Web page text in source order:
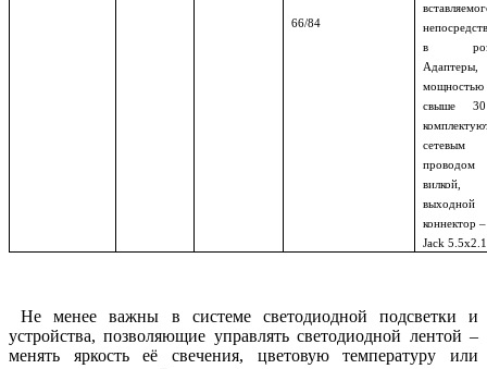
66/84
в
Адаптеры,
мощностью
свыше
сетевым
вилкой,
выходной
коннектор –
Jack
Не менее важны в системе светодиодной подсветки и
устройства, позволяющие управлять светодиодной лентой –
менять яркость её свечения, цветовую температуру или